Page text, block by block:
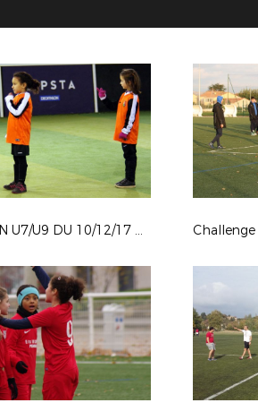
FUTSAL PASSION U7/U9 DU 10/12/17 AU FUTBOL ARENA D’IRIGNY